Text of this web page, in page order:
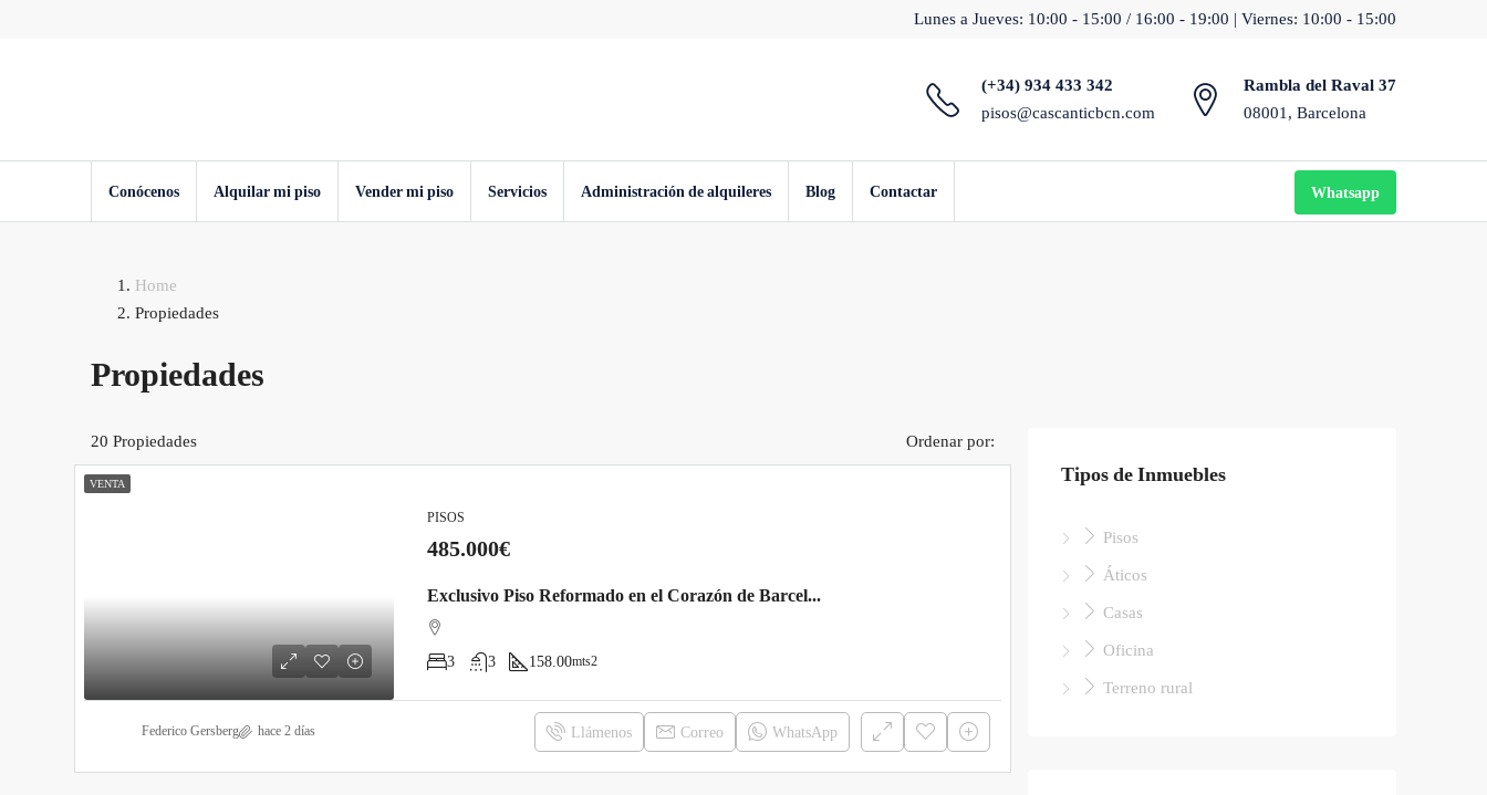
Lunes a Jueves: 10:00 - 15:00 / 16:00 - 19:00 | Viernes: 10:00 - 15:00
(+34) 934 433 342
pisos@cascanticbcn.com
Rambla del Raval 37
08001, Barcelona
Conócenos Alquilar mi piso Vender mi piso Servicios Administración de alquileres Blog Contactar Whatsapp
Home
Propiedades
Propiedades
20 Propiedades Ordenar por:
VENTA
PISOS
485.000€
Exclusivo Piso Reformado en el Corazón de Barcelona: Estilo y Confort a Tu Alcance
3 3 158.00mts2
Federico Gersberg hace 2 días Llámenos Correo WhatsApp
Tipos de Inmuebles
Pisos
Áticos
Casas
Oficina
Terreno rural